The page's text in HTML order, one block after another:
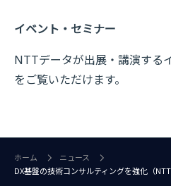
イベント・セミナー
NTTデータが出展・講演する
をご覧いただけます。
ホーム
ニュース
DX基盤の技術コンサルティングを強化（